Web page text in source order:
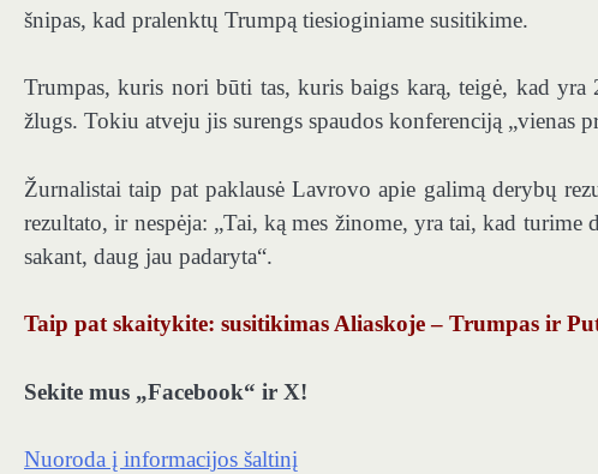
šnipas, kad pralenktų Trumpą tiesioginiame susitikime.
Trumpas, kuris nori būti tas, kuris baigs karą, teigė, kad
žlugs. Tokiu atveju jis surengs spaudos konferenciją „vienas
Žurnalistai taip pat paklausė Lavrovo apie galimą derybų
rezultato, ir nespėja: „Tai, ką mes žinome, yra tai, kad
sakant, daug jau padaryta“.
Taip pat skaitykite: susitikimas Aliaskoje – Trumpas ir
Sekite mus „Facebook“ ir X!
Nuoroda į informacijos šaltinį